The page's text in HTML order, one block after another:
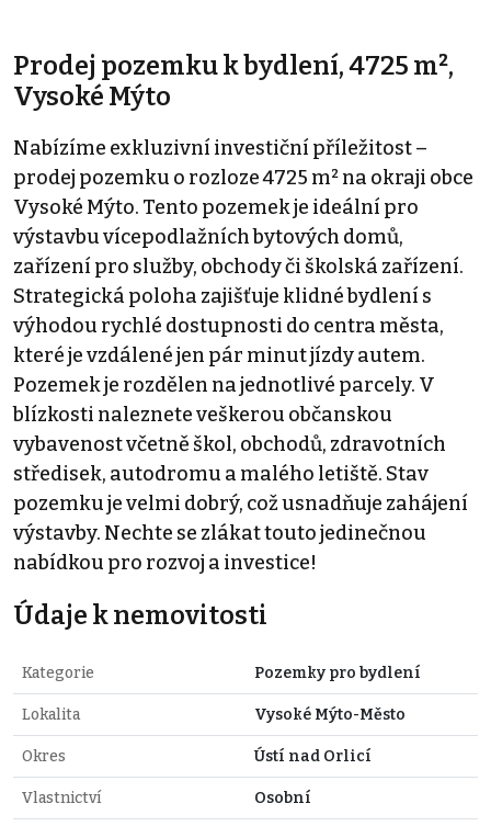
Prodej pozemku k bydlení, 4725 m²,
Vysoké Mýto
Nabízíme exkluzivní investiční příležitost –
prodej pozemku o rozloze 4725 m² na okraji obce
Vysoké Mýto. Tento pozemek je ideální pro
výstavbu vícepodlažních bytových domů,
zařízení pro služby, obchody či školská zařízení.
Strategická poloha zajišťuje klidné bydlení s
výhodou rychlé dostupnosti do centra města,
které je vzdálené jen pár minut jízdy autem.
Pozemek je rozdělen na jednotlivé parcely. V
blízkosti naleznete veškerou občanskou
vybavenost včetně škol, obchodů, zdravotních
středisek, autodromu a malého letiště. Stav
pozemku je velmi dobrý, což usnadňuje zahájení
výstavby. Nechte se zlákat touto jedinečnou
nabídkou pro rozvoj a investice!
Údaje k nemovitosti
Kategorie Pozemky pro bydlení
Lokalita Vysoké Mýto-Město
Okres Ústí nad Orlicí
Vlastnictví Osobní